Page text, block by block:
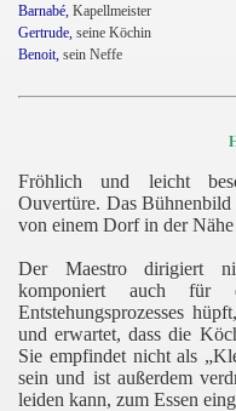
Barnabé, Kapellmeister
Gertrude, seine Köchin
Benoit, sein Neffe
Fröhlich und leicht
Ouvertüre. Das Bühnenbild
von einem Dorf in der
Der Maestro dirigiert
komponiert auch für
Entstehungsprozesses
und erwartet, dass die
Sie empfindet nicht als
sein und ist außerdem
leiden kann, zum Essen